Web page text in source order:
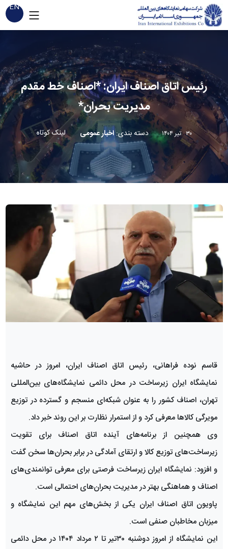
EN
رئیس اتاق اصناف ایران: *اصناف خط مقدم
مدیریت بحران*
۳۰ تیر ۱۴۰۴ دسته بندی:اخبار عمومی لینک کوتاه
قاسم نوده فراهانی، رئیس اتاق اصناف ایران، امروز در حاشیه
نمایشگاه ایران زیرساخت در محل دائمی نمایشگاه‌های بین‌المللی
تهران، اصناف کشور را به عنوان شبکه‌ای منسجم و گسترده در توزیع
مویرگی کالاها معرفی کرد و از استمرار نظارت بر این روند خبر داد.
وی همچنین از برنامه‌های آینده اتاق اصناف برای تقویت
زیرساخت‌های توزیع کالا و ارتقای آمادگی در برابر بحران‌ها سخن گفت
و افزود: نمایشگاه ایران زیرساخت فرصتی برای معرفی توانمندی‌های
اصناف و هماهنگی بهتر در مدیریت بحران‌های احتمالی است.
پاویون اتاق اصناف ایران یکی از بخش‌های مهم این نمایشگاه و
میزبان مخاطبان صنفی است.
این نمایشگاه از امروز دوشنبه ۳۰تیر تا ۲ مرداد ۱۴۰۴ در محل دائمی